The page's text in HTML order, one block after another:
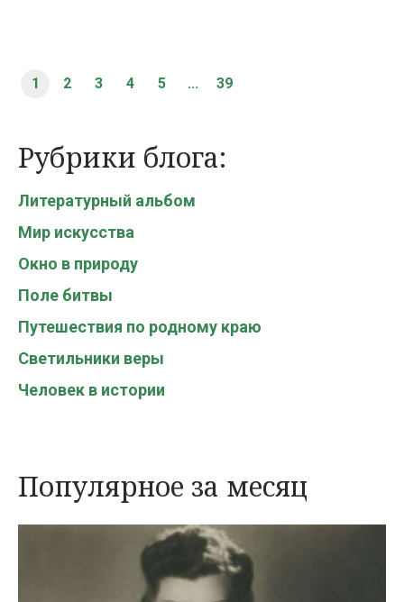
1 2 3 4 5 ... 39
Рубрики блога:
Литературный альбом
Мир искусства
Окно в природу
Поле битвы
Путешествия по родному краю
Светильники веры
Человек в истории
Популярное за месяц